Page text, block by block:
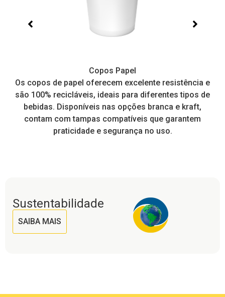
Copos Papel
Os copos de papel oferecem excelente resistência e
são 100% recicláveis, ideais para diferentes tipos de
bebidas. Disponíveis nas opções branca e kraft,
contam com tampas compatíveis que garantem
praticidade e segurança no uso.
Sustentabilidade
SAIBA MAIS